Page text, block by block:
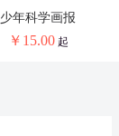
少年科学画报
￥ 15.00起